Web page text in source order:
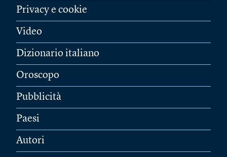
Privacy e cookie
Video
Dizionario italiano
Oroscopo
Pubblicità
Paesi
Autori